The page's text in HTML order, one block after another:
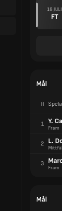
18 JULI
FT
Mål
#
1 Y.
Fram
2 L.
3
Fram
Mål